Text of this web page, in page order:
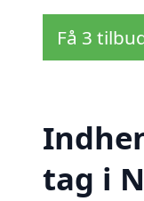
Få 3
tag i